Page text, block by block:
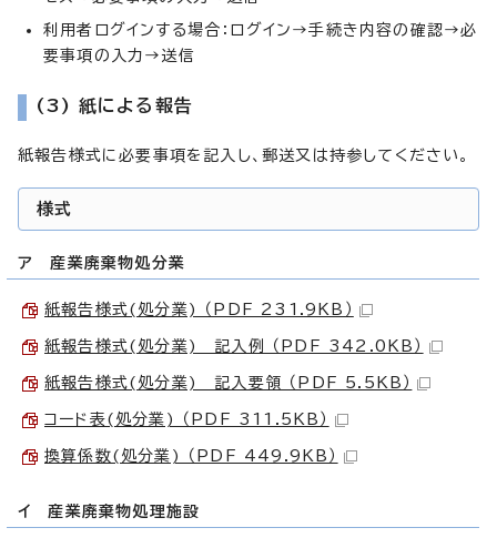
利用者ログインする場合：ログイン→手続き内容の確認→必
要事項の入力→送信
(3) 紙による報告
紙報告様式に必要事項を記入し、郵送又は持参してください。
様式
ア 産業廃棄物処分業
紙報告様式(処分業) （PDF 231.9KB）
紙報告様式(処分業) 記入例 （PDF 342.0KB）
紙報告様式(処分業) 記入要領 （PDF 5.5KB）
コード表(処分業) （PDF 311.5KB）
換算係数(処分業) （PDF 449.9KB）
イ 産業廃棄物処理施設